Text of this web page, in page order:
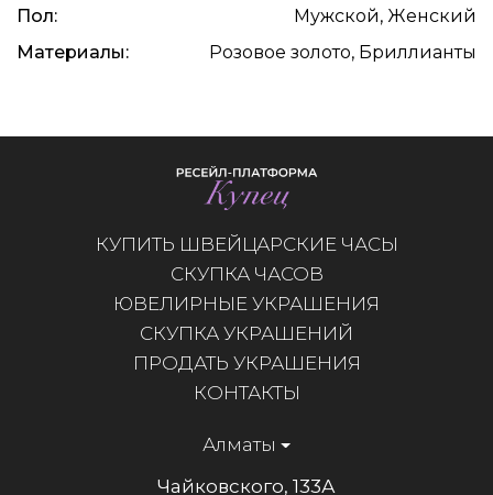
Пол:
Мужской, Женский
Материалы:
Розовое золото, Бриллианты
КУПИТЬ ШВЕЙЦАРСКИЕ ЧАСЫ
СКУПКА ЧАСОВ
ЮВЕЛИРНЫЕ УКРАШЕНИЯ
СКУПКА УКРАШЕНИЙ
ПРОДАТЬ УКРАШЕНИЯ
КОНТАКТЫ
Алматы
Чайковского, 133А